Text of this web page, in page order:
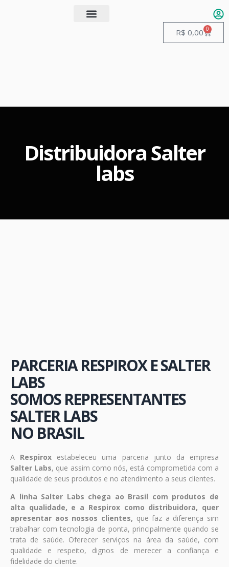
R$ 0,00 0
Distribuidora Salter
labs
PARCERIA RESPIROX E SALTER
LABS
SOMOS REPRESENTANTES
SALTER LABS
NO BRASIL
A Respirox estabeleceu uma parceria junto da empresa
Salter Labs, que assim como nós, está comprometida com a
qualidade de seus produtos e no atendimento a seus clientes.
A linha Salter Labs chega ao Brasil com produtos de
alta qualidade, e a Respirox como distribuidora, quer
apresentar aos nossos clientes, que faz a diferença sim
trabalhar com tecnologia de ponta, principalmente quando se
trata de saúde. Oferecer serviços na área da saúde, com
qualidade e respeito, dignos de merecer a confiança e
fidelidade do cliente.